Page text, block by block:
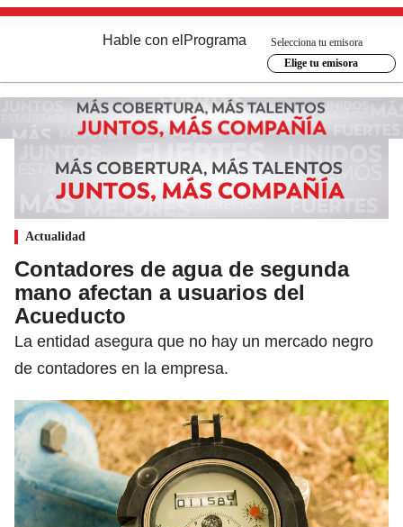
Hable con el Programa
Selecciona tu emisora
Elige tu emisora
Actualidad
Contadores de agua de segunda
mano afectan a usuarios del
Acueducto
La entidad asegura que no hay un mercado negro
de contadores en la empresa.